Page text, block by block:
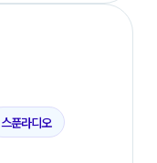
스푼라디오